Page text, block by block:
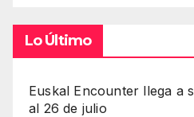
Lo Último
Euskal Encounter llega a
al 26 de julio